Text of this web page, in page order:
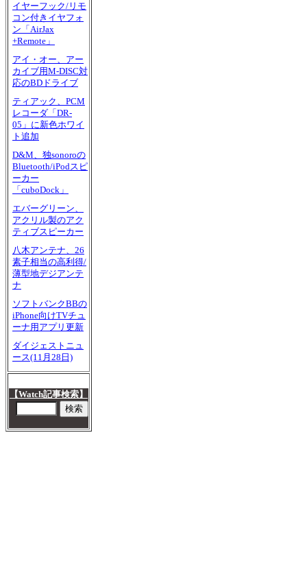
イヤーフック/リモ
コン付きイヤフォ
ン「AirJax
+Remote」
アイ・オー、アー
カイブ用M-DISC対
応のBDドライブ
ティアック、PCM
レコーダ「DR-
05」に新色ホワイ
ト追加
D&M、独sonoroの
Bluetooth/iPodスピ
ーカー
「cuboDock」
エバーグリーン、
アクリル製のアク
ティブスピーカー
八木アンテナ、26
素子相当の高利得/
薄型地デジアンテ
ナ
ソフトバンクBBの
iPhone向けTVチュ
ーナ用アプリ更新
ダイジェストニュ
ース(11月28日)
【Watch記事検索】